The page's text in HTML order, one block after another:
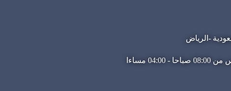
-الرياض
مساءا